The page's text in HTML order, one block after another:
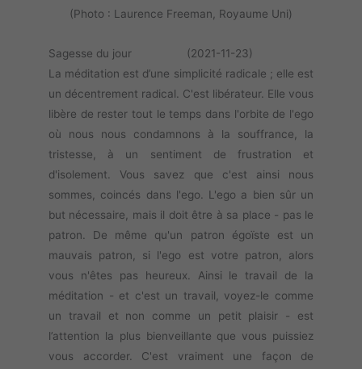
(Photo : Laurence Freeman, Royaume Uni)
Sagesse du jour (2021-11-23)
La méditation est d’une simplicité radicale ; elle est
un décentrement radical. C'est libérateur. Elle vous
libère de rester tout le temps dans l'orbite de l'ego
où nous nous condamnons à la souffrance, la
tristesse, à un sentiment de frustration et
d'isolement. Vous savez que c'est ainsi nous
sommes, coincés dans l'ego. L'ego a bien sûr un
but nécessaire, mais il doit être à sa place - pas le
patron. De même qu'un patron égoïste est un
mauvais patron, si l'ego est votre patron, alors
vous n'êtes pas heureux. Ainsi le travail de la
méditation - et c'est un travail, voyez-le comme
un travail et non comme un petit plaisir - est
l’attention la plus bienveillante que vous puissiez
vous accorder. C'est vraiment une façon de